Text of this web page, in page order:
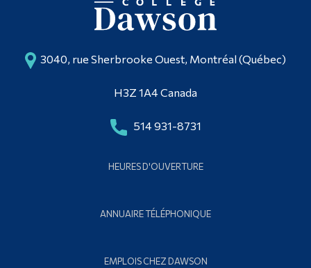
3040, rue Sherbrooke Ouest, Montréal (Québec)
H3Z 1A4 Canada
514 931-8731
HEURES D'OUVERTURE
ANNUAIRE TÉLÉPHONIQUE
EMPLOIS CHEZ DAWSON